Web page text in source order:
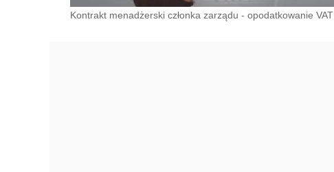
Kontrakt menadżerski członka zarządu - opodatkowanie VAT